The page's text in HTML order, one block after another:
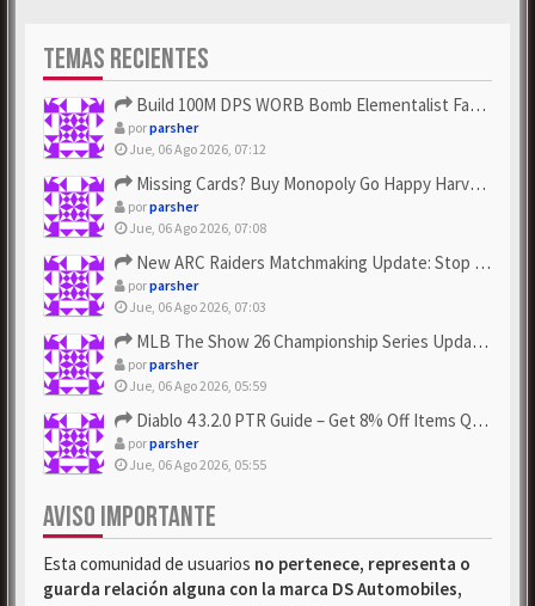
TEMAS RECIENTES
Build 100M DPS WORB Bomb Elementalist Fast - Grab POE Curren...
porparsher
Jue, 06 Ago 2026, 07:12
Missing Cards? Buy Monopoly Go Happy Harvest with Looney Tun...
porparsher
Jue, 06 Ago 2026, 07:08
New ARC Raiders Matchmaking Update: Stop Failed - Grab Bluep...
porparsher
Jue, 06 Ago 2026, 07:03
MLB The Show 26 Championship Series Update! Get Cheap & ...
porparsher
Jue, 06 Ago 2026, 05:59
Diablo 4 3.2.0 PTR Guide – Get 8% Off Items Quickly to Test ...
porparsher
Jue, 06 Ago 2026, 05:55
AVISO IMPORTANTE
Esta comunidad de usuarios no pertenece, representa o
guarda relación alguna con la marca DS Automobiles,